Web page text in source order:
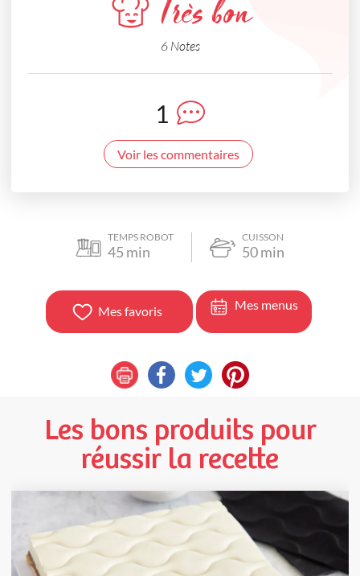
Très bon
6 Notes
1
Voir les commentaires
TEMPS ROBOT
45 min
CUISSON
50min
Mes favoris Mes menus
Les bons produits pour
réussir la recette